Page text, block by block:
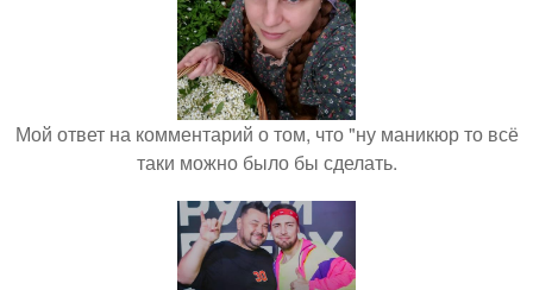
Мой ответ на комментарий о том, что "ну маникюр то всё
таки можно было бы сделать.